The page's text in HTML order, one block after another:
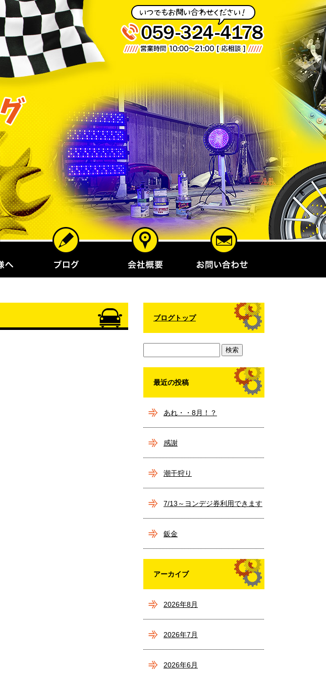
ブログトップ
最近の投稿
あれ・・8月！？
感謝
潮干狩り
7/13～ヨンデジ券利用できます
(^^)/
鈑金
アーカイブ
2026年8月
2026年7月
2026年6月